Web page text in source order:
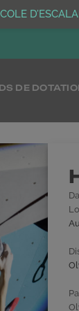
DE